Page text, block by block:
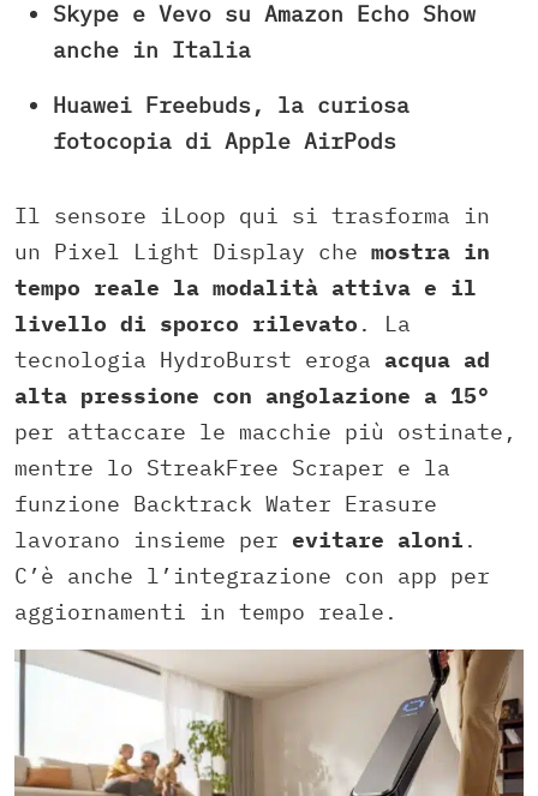
Skype e Vevo su Amazon Echo Show
anche in Italia
Huawei Freebuds, la curiosa
fotocopia di Apple AirPods
Il sensore iLoop qui si trasforma in
un Pixel Light Display che mostra in
tempo reale la modalità attiva e il
livello di sporco rilevato . La
tecnologia HydroBurst eroga acqua ad
alta pressione con angolazione a 15°
per attaccare le macchie più ostinate,
mentre lo StreakFree Scraper e la
funzione Backtrack Water Erasure
lavorano insieme per evitare aloni .
C’è anche l’integrazione con app per
aggiornamenti in tempo reale.